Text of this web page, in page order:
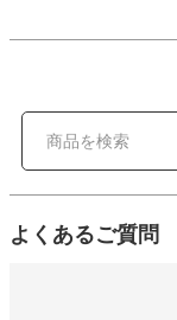
よくあるご質問